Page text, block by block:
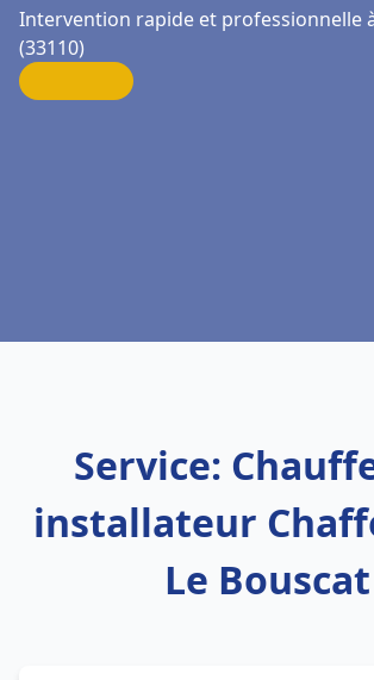
Intervention rapide et professionnelle
(33110)
Service:
installateur
Le Bouscat